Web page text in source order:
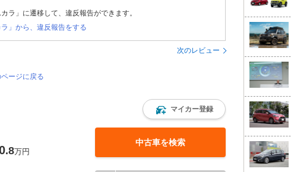
ラ」に遷移して、違反報告ができます。
ラ」から、違反報告をする
次のレビュー
ージに戻る
マイカー登録
.8万円
中古車を検索